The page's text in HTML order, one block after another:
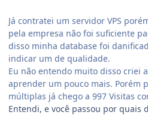
Já contratei um servidor VPS
pela empresa não foi suficiente
disso minha database foi
indicar um de qualidade.
Eu não entendo muito disso criei
aprender um pouco mais. Porém
múltiplas já chego a 997 Visitas
Entendi, e você passou por quais